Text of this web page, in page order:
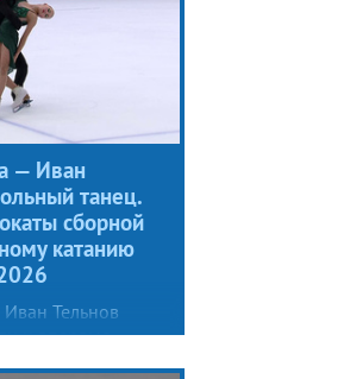
— Иван
танец.
сборной
катанию
Тельнов
и впервые